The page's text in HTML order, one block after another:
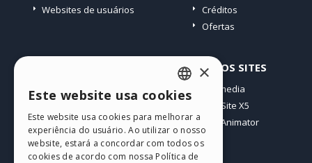
Websites de usuários
Créditos
Ofertas
Meus posts
Download
Hospedagem Web
Meus Créditos
OUTROS SITES
Incomedia
WebSite X5
WebAnimator
ENGLISH
ITALIAN
GERMAN
×
Este website usa cookies
Este website usa cookies para melhorar a
experiência do usuário. Ao utilizar o nosso
website, estará a concordar com todos os
cookies de acordo com nossa Política de